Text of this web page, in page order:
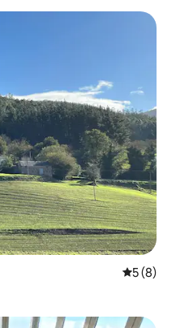
Średnia
5 (8)